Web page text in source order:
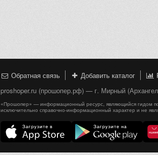
Обратная связь Добавить каталог
proshoper.ru (прошопер.рф) — г. Мирный
«Прошопер» — информационный ресурс, являющийся гидом
исключительно справочно-информационный характер и не